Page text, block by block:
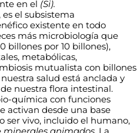
en el (Si).
, es el subsistema
existente en todo
más microbiología que
billones por 10 billones),
metabólicas,
mutualista con billones
salud está anclada y
nuestra flora intestinal.
química con funciones
activan desde una base
ser vivo, incluido el humano,